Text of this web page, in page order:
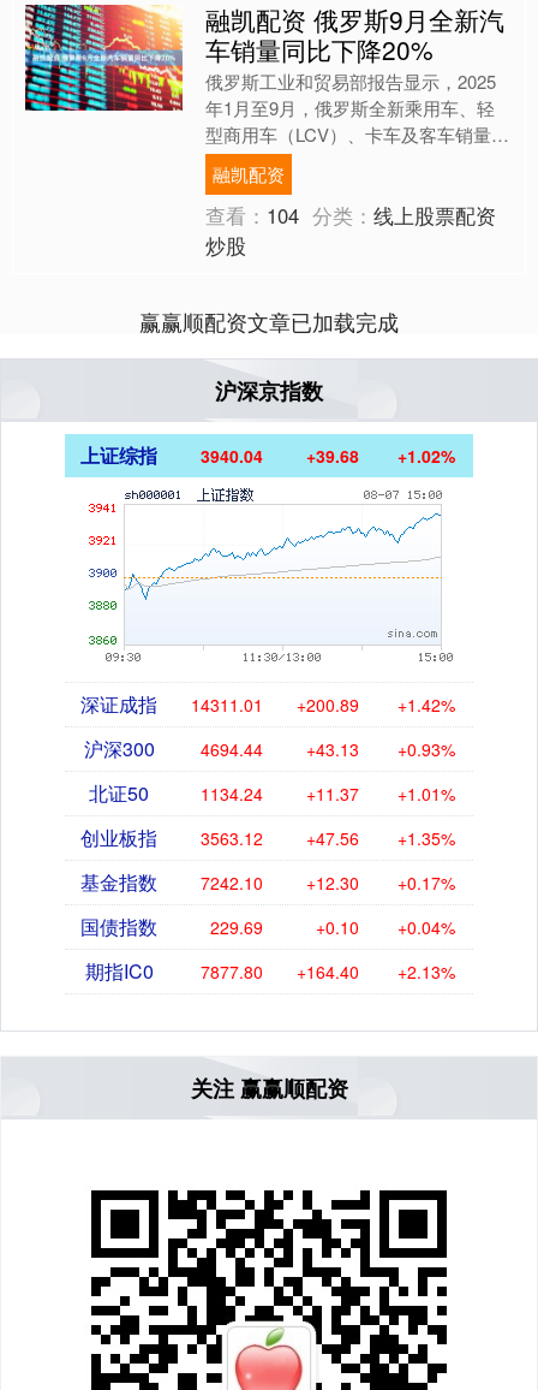
融凯配资 俄罗斯9月全新汽
车销量同比下降20%
俄罗斯工业和贸易部报告显示，2025
年1月至9月，俄罗斯全新乘用车、轻
型商用车（LCV）、卡车及客车销量同
比下降25%，降至101.4万辆。 其中，
全新国产汽车....
融凯配资
查看： 104 分类：线上股票配资
炒股
赢赢顺配资文章已加载完成
沪深京指数
上证综指 3940.04 +39.68 +1.02%
深证成指 14311.01 +200.89 +1.42%
沪深300 4694.44 +43.13 +0.93%
北证50 1134.24 +11.37 +1.01%
创业板指 3563.12 +47.56 +1.35%
基金指数 7242.10 +12.30 +0.17%
国债指数 229.69 +0.10 +0.04%
期指IC0 7877.80 +164.40 +2.13%
关注 赢赢顺配资